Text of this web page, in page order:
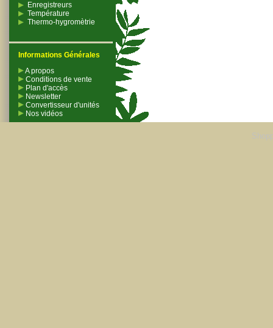
Enregistreurs
Température
Thermo-hygromètrie
Informations Générales
A propos
Conditions de vente
Plan d'accès
Newsletter
Convertisseur d'unités
Nos vidéos